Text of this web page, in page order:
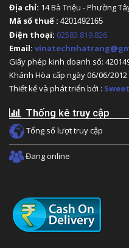
Địa chỉ: 14 Bà Triệu - Phường
Mã số thuế : 4201492165
Điện thoại: 02583.819.826
Email:
Giấy phép kinh doanh số:
Khánh Hòa cấp ngày 06/06/2012
Thiết kế và phát triển bởi :
Thống kê truy cập
Tổng số lượt truy cập
Đang online